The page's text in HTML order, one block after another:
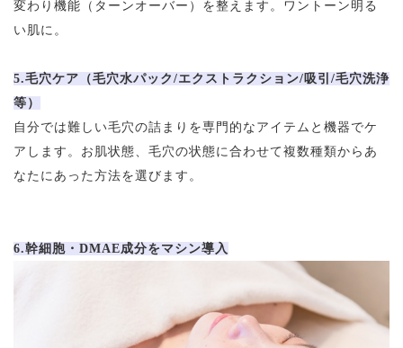
変わり機能（ターンオーバー）を整えます。ワントーン明る
い肌に。
5.毛穴ケア（毛穴水パック/エクストラクション/吸引/毛穴洗浄
等）
自分では難しい毛穴の詰まりを専門的なアイテムと機器でケ
アします。お肌状態、毛穴の状態に合わせて複数種類からあ
なたにあった方法を選びます。
6.幹細胞・DMAE成分をマシン導入